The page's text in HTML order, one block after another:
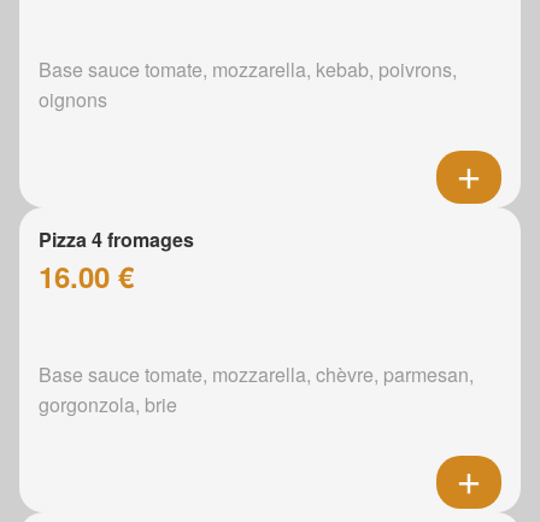
Base sauce tomate, mozzarella, kebab, poivrons,
oignons
Pizza 4 fromages
16.00 €
Base sauce tomate, mozzarella, chèvre, parmesan,
gorgonzola, brie